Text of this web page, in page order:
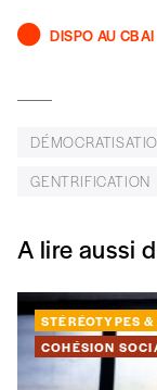
DISPO AU CBAI
GENTRIFICATION
A lire aussi
STÉRÉOTYPES
COHÉSION